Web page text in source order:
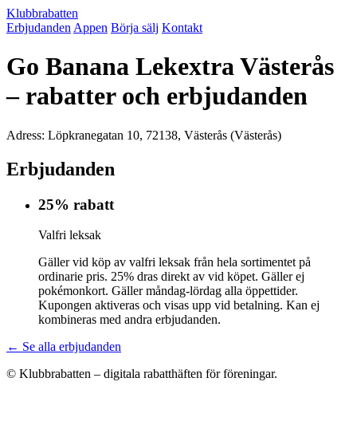
Klubbrabatten
Erbjudanden Appen Börja sälj Kontakt
Go Banana Lekextra Västerås
– rabatter och erbjudanden
Adress: Löpkranegatan 10, 72138, Västerås (Västerås)
Erbjudanden
25% rabatt
Valfri leksak
Gäller vid köp av valfri leksak från hela sortimentet på
ordinarie pris. 25% dras direkt av vid köpet. Gäller ej
pokémonkort. Gäller måndag-lördag alla öppettider.
Kupongen aktiveras och visas upp vid betalning. Kan ej
kombineras med andra erbjudanden.
← Se alla erbjudanden
© Klubbrabatten – digitala rabatthäften för föreningar.